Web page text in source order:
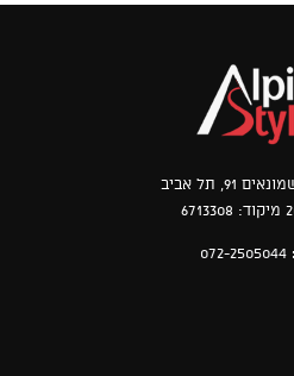
91, תל אביב
072-2505044